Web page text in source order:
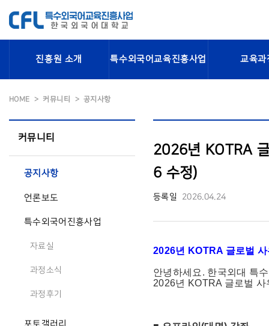
진흥원 소개 특수외국어교육진흥사업 교육과
HOME 커뮤니티 공지사항
커뮤니티
공지사항
언론보도
특수외국어진흥사업
자료실
과정소식
과정후기
포토갤러리
2026년 KOTRA
6 수정)
등록일 2026.04.24
2026년 KOTRA 글로벌
안녕하세요. 한국외대 특
2026년 KOTRA 글로벌